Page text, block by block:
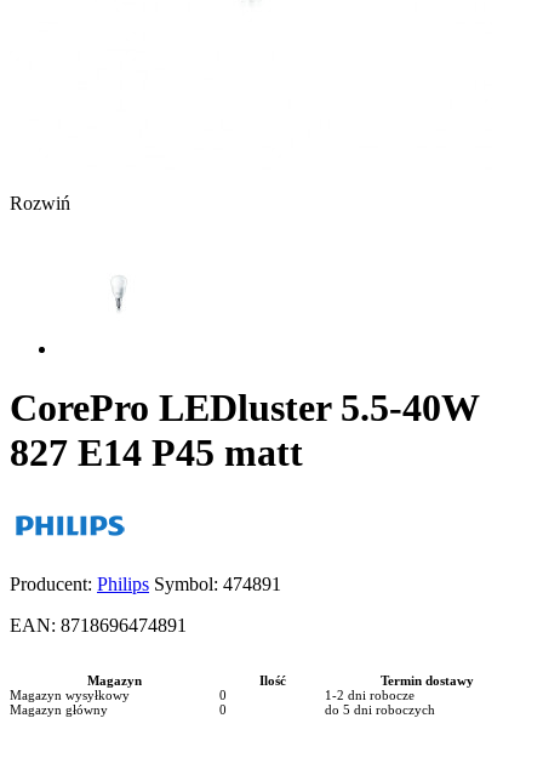
Rozwiń
CorePro LEDluster 5.5-40W
827 E14 P45 matt
Producent: Philips Symbol: 474891
EAN: 8718696474891
Magazyn Ilość
Termin dostawy
Magazyn wysyłkowy
0
1-2 dni robocze
Magazyn główny
0 do 5 dni roboczych